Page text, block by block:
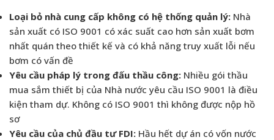
Loại bỏ nhà cung cấp không có hệ thống quản lý: Nhà
sản xuất có ISO 9001 có xác suất cao hơn sản xuất bơm
nhất quán theo thiết kế và có khả năng truy xuất lỗi nếu
bơm có vấn đề
Yêu cầu pháp lý trong đấu thầu công: Nhiều gói thầu
mua sắm thiết bị của Nhà nước yêu cầu ISO 9001 là điều
kiện tham dự. Không có ISO 9001 thì không được nộp hồ
sơ
Yêu cầu của chủ đầu tư FDI: Hầu hết dự án có vốn nước